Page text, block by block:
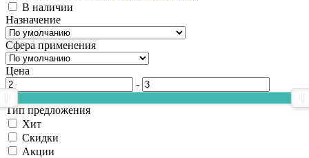
В наличии
Назначение
Сфера применения
Цена
-
Тип предложения
Хит
Скидки
Акции